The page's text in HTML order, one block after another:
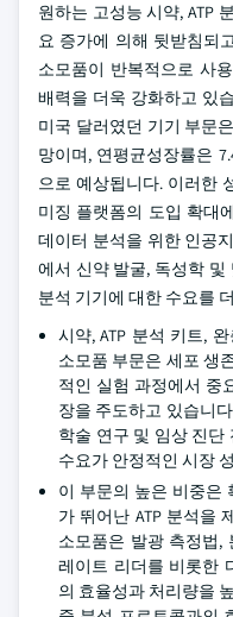
원하는 고성능 시약, ATP
요 증가에 의해 뒷받침되
소모품이 반복적으로 사
배력을 더욱 강화하고 있
미국 달러였던 기기 부문
망이며, 연평균성장률은
으로 예상됩니다. 이러한
미징 플랫폼의 도입 확대
데이터 분석을 위한 인공
에서 신약 발굴, 독성학 및
분석 기기에 대한 수요를
시약, ATP 분석 키트,
소모품 부문은 세포 생
적인 실험 과정에서 중
장을 주도하고 있습니
학술 연구 및 임상 진단
수요가 안정적인 시장
이 부문의 높은 비중은
가 뛰어난 ATP 분석을
소모품은 발광 측정법,
레이트 리더를 비롯한
의 효율성과 처리량을